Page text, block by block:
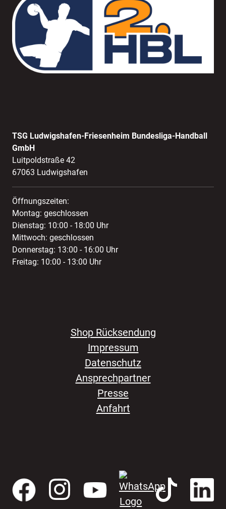
TSG Ludwigshafen-Friesenheim Bundesliga-Handball
GmbH
Luitpoldstraße 42
67063 Ludwigshafen
Öffnungszeiten:
Montag: geschlossen
Dienstag: 10:00 - 18:00 Uhr
Mittwoch: geschlossen
Donnerstag: 13:00 - 16:00 Uhr
Freitag: 10:00 - 13:00 Uhr
Shop Rücksendung
Impressum
Datenschutz
Ansprechpartner
Presse
Anfahrt